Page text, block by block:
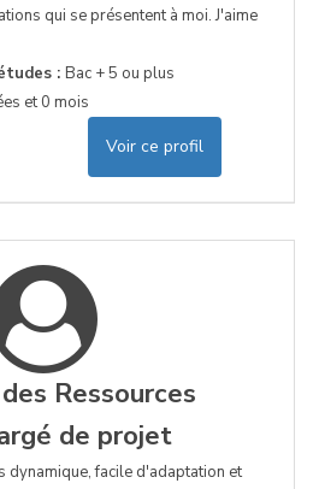
qui se présentent à moi. J'aime
: Bac + 5 ou plus
et 0 mois
Voir ce profil
Ressources
de projet
dynamique, facile d'adaptation et